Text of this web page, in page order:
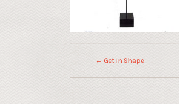
← Get in Shape